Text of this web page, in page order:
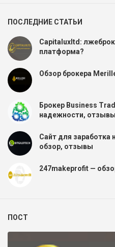
ПОСЛЕДНИЕ СТАТЬИ
Capitaluxltd:
платформа?
Обзор брокера
Брокер Business
надежности,
Сайт для заработка
обзор, отзывы
247makeprofit —
ПОСТ